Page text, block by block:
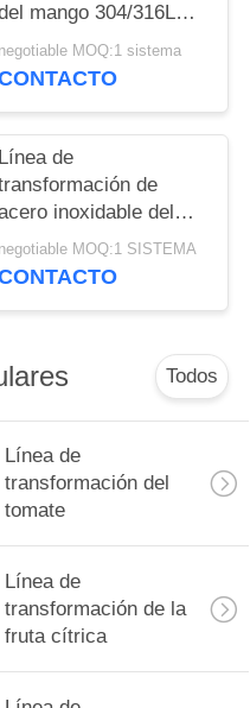
mango 304/316L
del SUS - 100T/D
negotiable MOQ:1 sistema
Línea de
de
inoxidable del
mango 10T/D 304
paquete aséptico del
negotiable MOQ:1 SISTEMA
Todos
Línea de
transformación del
tomate
Línea de
transformación de la
fruta cítrica